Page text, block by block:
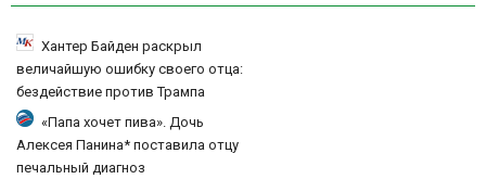
Хантер Байден раскрыл
величайшую ошибку своего отца:
бездействие против Трампа
«Папа хочет пива». Дочь
Алексея Панина* поставила отцу
печальный диагноз